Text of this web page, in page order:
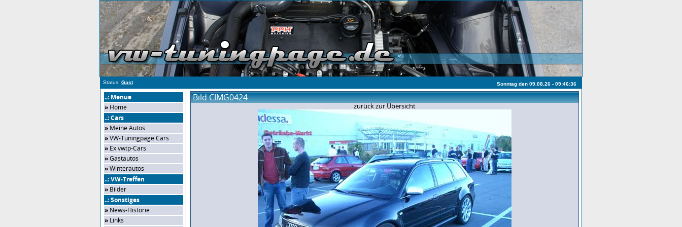
Status: Gast Sonntag den 09.08.26 - 09:46:36
..: Menue
» Home
..: Cars
» Meine Autos
»VW-Tuningpage Cars
» Ex vwtp-Cars
»Gastautos
»Winterautos
..: VW-Treffen
» Bilder
..: Sonstiges
» News-Historie
» Links
Bild CIMG0424
zurück zur Übersicht